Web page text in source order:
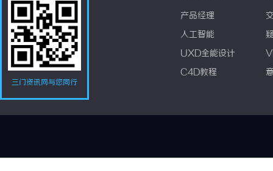
三门资讯网与您同行
产品经理
人工智能
UXD全能设计
C4D教程